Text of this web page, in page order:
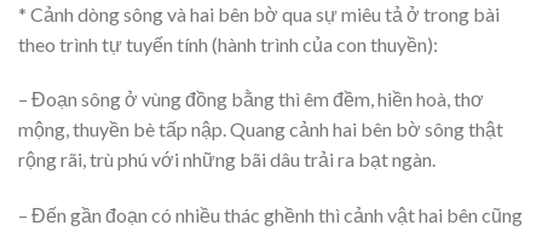
* Cảnh dòng sông và hai bên bờ qua sự miêu tả ở trong bài
theo trình tự tuyến tính (hành trình của con thuyền):
– Đoạn sông ở vùng đồng bằng thì êm đềm, hiền hoà, thơ
mộng, thuyền bè tấp nập. Quang cảnh hai bên bờ sông thật
rộng rãi, trù phú với những bãi dâu trải ra bạt ngàn.
– Đến gần đoạn có nhiều thác ghềnh thì cảnh vật hai bên cũng